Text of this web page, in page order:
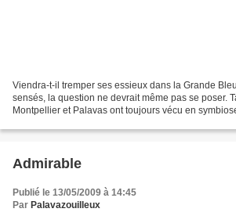
Viendra-t-il tremper ses essieux dans la Grande
sensés, la question ne devrait même pas se poser.
Montpellier et Palavas ont toujours vécu en
Admirable
Publié le 13/05/2009 à 14:45
Par Palavazouilleux